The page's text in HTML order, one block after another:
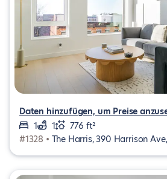
Daten hinzufügen, um Preise
1
1
776 ft²
#1328 • The Harris, 390 Harrison